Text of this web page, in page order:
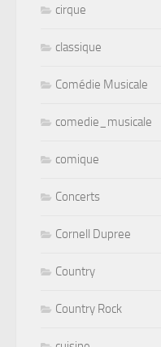
cirque
classique
Comédie Musicale
comedie_musicale
comique
Concerts
Cornell Dupree
Country
Country Rock